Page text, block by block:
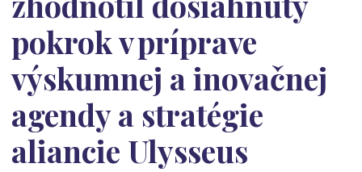
pokrok v príprave
výskumnej a inovačnej
agendy a stratégie
aliancie Ulysseus